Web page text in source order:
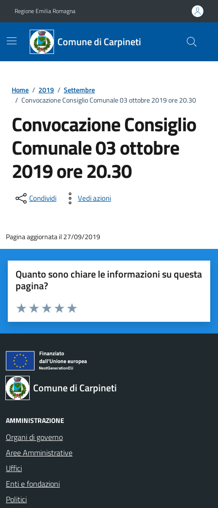
Regione Emilia Romagna
Comune di Carpineti
Home / 2019 / Settembre
/ Convocazione Consiglio Comunale 03 ottobre 2019 ore 20.30
Convocazione Consiglio
Comunale 03 ottobre
2019 ore 20.30
Condividi Vedi azioni
Pagina aggiornata il 27/09/2019
Quanto sono chiare le informazioni su questa
pagina?
Valuta 5 stelle su 5
Valuta 4 stelle su 5
Valuta 3 stelle su 5
Valuta 2 stelle su 5
Valuta 1 stelle su 5
Comune di Carpineti
AMMINISTRAZIONE
Organi di governo
Aree Amministrative
Uffici
Enti e fondazioni
Politici